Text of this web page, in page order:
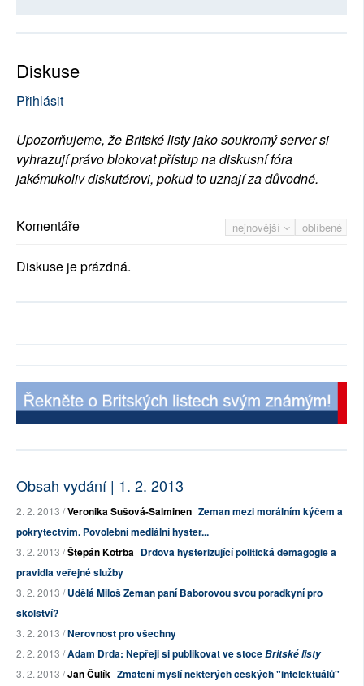
Diskuse
Přihlásit
Upozorňujeme, že Britské listy jako soukromý server si
vyhrazují právo blokovat přístup na diskusní fóra
jakémukoliv diskutérovi, pokud to uznají za důvodné.
nejnovější oblíbené
Komentáře
Diskuse je prázdná.
Obsah vydání | 1. 2. 2013
2. 2. 2013 /Veronika Sušová-Salminen Zeman mezi morálním kýčem a
pokrytectvím. Povolební mediální hyster...
3. 2. 2013 /Štěpán Kotrba Drdova hysterizující politická demagogie a
pravidla veřejné služby
3. 2. 2013 /Udělá Miloš Zeman paní Baborovou svou poradkyní pro
školství?
3. 2. 2013 /Nerovnost pro všechny
2. 2. 2013 /Adam Drda: Nepřeji si publikovat ve stoceBritské listy
3. 2. 2013 /Jan Čulík Zmatení myslí některých českých "intelektuálů"